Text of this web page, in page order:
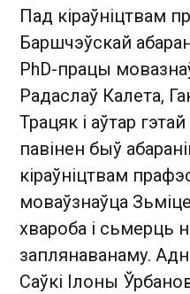
Пад кіраўніцтвам
Баршчэўскай
PhD-працы
Радаслаў Калета,
Трацяк і аўтар
павінен быў
кіраўніцтвам
моваўзнаўца
хвароба і сьмерць
заплянаванаму.
Саўкі Ілоны